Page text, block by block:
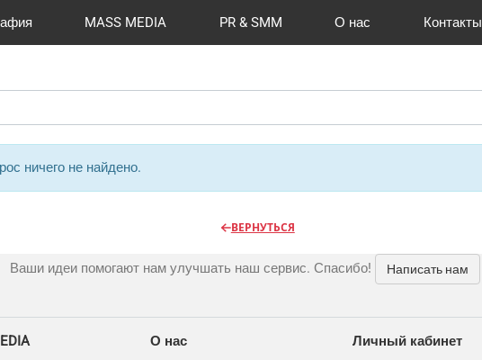
MASS MEDIA PR & SMM О нас Контакты
ничего не найдено.
ВЕРНУТЬСЯ
Ваши идеи помогают нам улучшать наш сервис. Спасибо! Написать нам
О нас Личный кабинет